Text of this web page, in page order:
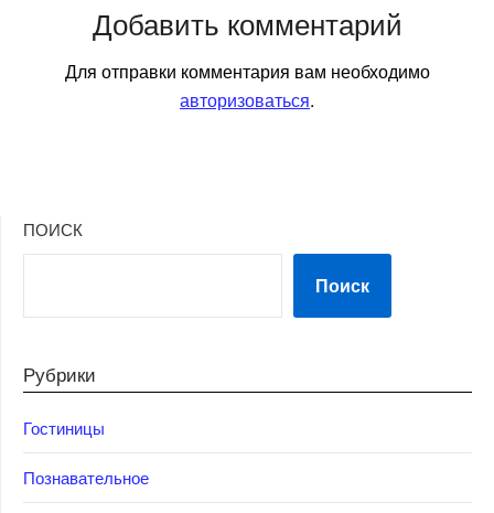
Добавить комментарий
Для отправки комментария вам необходимо
авторизоваться.
ПОИСК
Поиск
Рубрики
Гостиницы
Познавательное